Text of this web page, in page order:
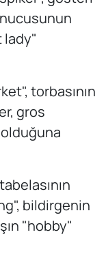
lady"
torbasının
gros
bildirgenin
"hobby"